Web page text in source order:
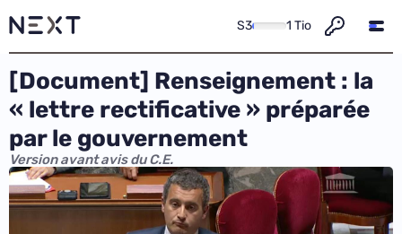
S3 1 Tio
[Document] Renseignement : la
« lettre rectificative » préparée
par le gouvernement
Version avant avis du C.E.